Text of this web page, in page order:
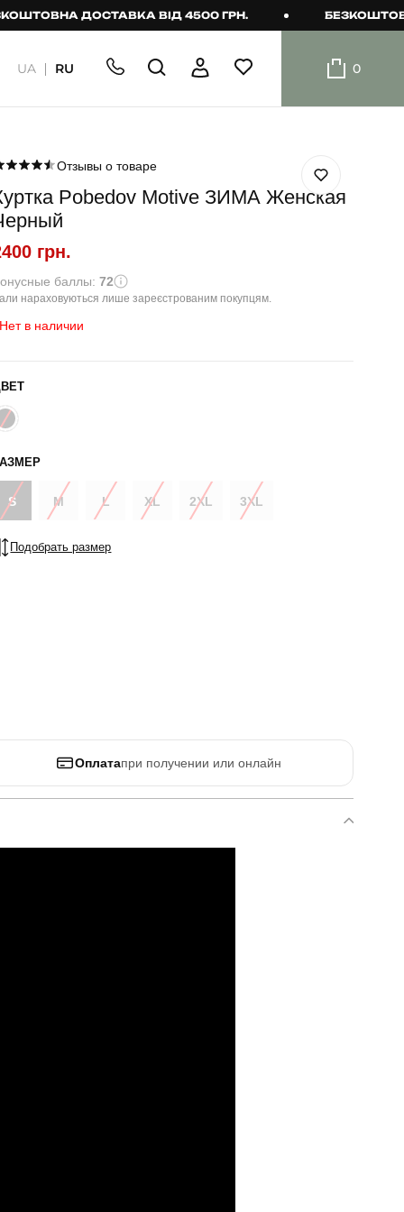
ДОСТАВКА ВІД 4500 ГРН. БЕЗКОШТОВНА
шорти
Шорти
UA RU 0
Отзывы о товаре
Pobedov Motive ЗИМА Женская
грн.
баллы:72
нараховуються лише зареєстрованим покупцям.
Нет в наличии
S M L XL 2XL 3XL
Подобрать размер
Оплатапри получении или онлайн